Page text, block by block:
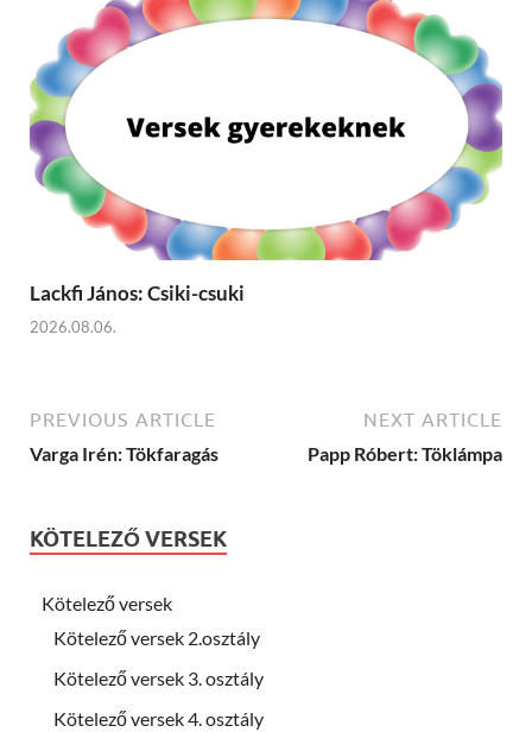
Lackfi János: Csiki-csuki
2026.08.06.
PREVIOUS ARTICLE
Varga Irén: Tökfaragás
NEXT ARTICLE
Papp Róbert: Töklámpa
KÖTELEZŐ VERSEK
Kötelező versek
Kötelező versek 2.osztály
Kötelező versek 3. osztály
Kötelező versek 4. osztály